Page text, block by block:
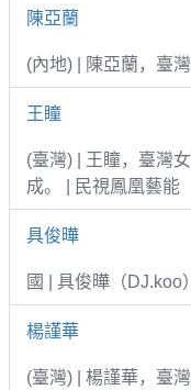
陳亞蘭
(內地) | 陳亞蘭，臺
王瞳
(臺灣) | 王瞳，臺灣
成。 | 民視鳳凰藝能
具俊曄
國 | 具俊曄（DJ.koo）
楊謹華
(臺灣) | 楊謹華，臺